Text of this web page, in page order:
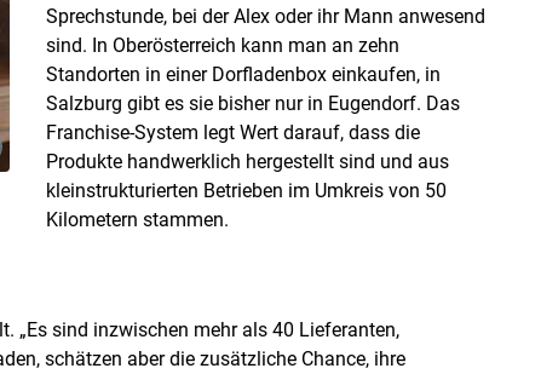
Sprechstunde, bei der Alex oder ihr Mann anwesend
sind. In Oberösterreich kann man an zehn
Standorten in einer Dorfladenbox einkaufen, in
Salzburg gibt es sie bisher nur in Eugendorf. Das
Franchise-System legt Wert darauf, dass die
Produkte handwerklich hergestellt sind und aus
kleinstrukturierten Betrieben im Umkreis von 50
Kilometern stammen.
„Es sind inzwischen mehr als 40 Lieferanten,
schätzen aber die zusätzliche Chance, ihre